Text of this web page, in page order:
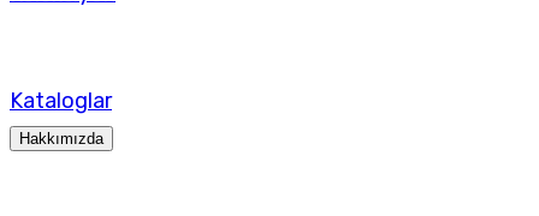
Kataloglar
Hakkımızda